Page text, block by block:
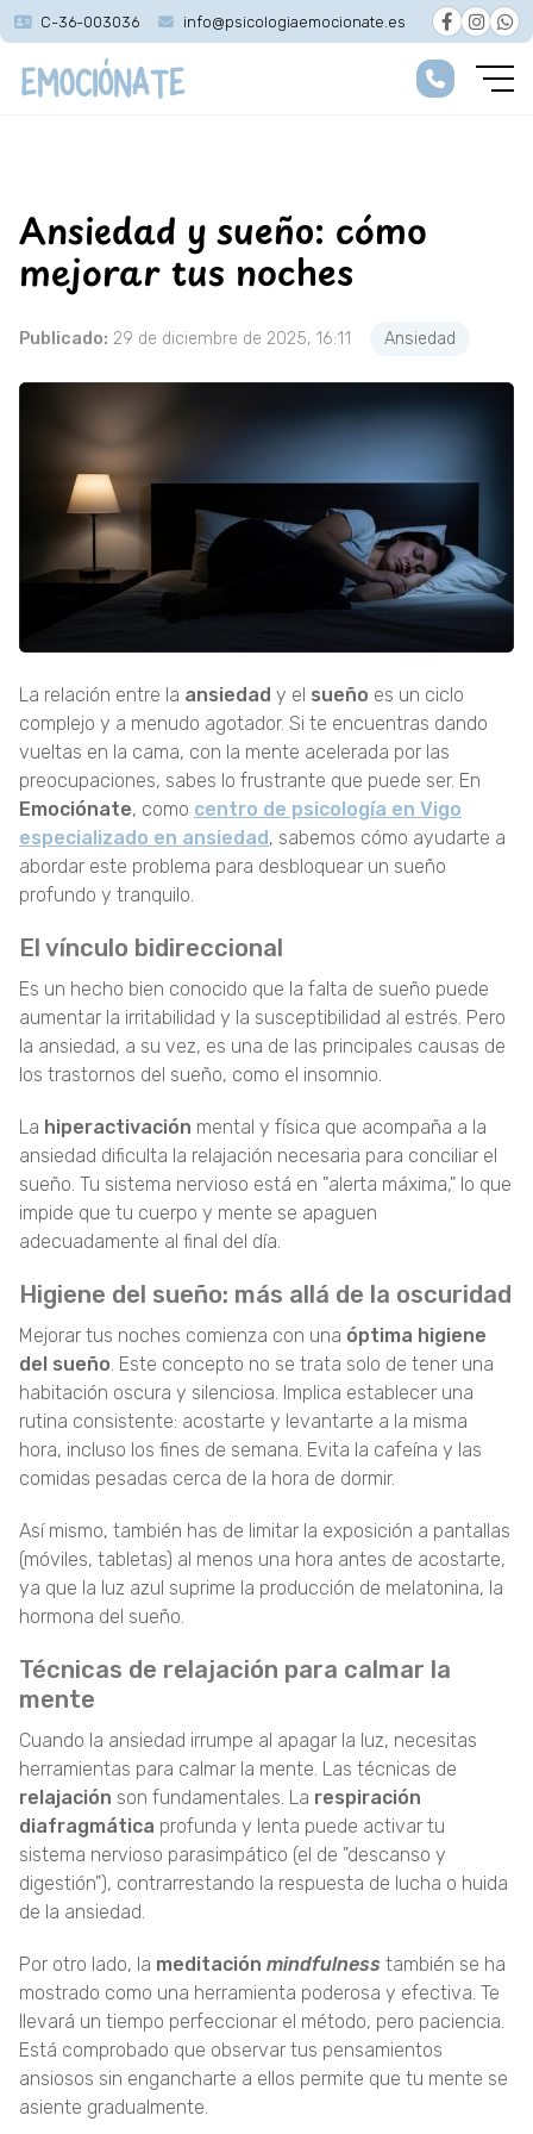
C-36-003036 info@psicologiaemocionate.es
Ansiedad y sueño: cómo
mejorar tus noches
Publicado: 29 de diciembre de 2025, 16:11 Ansiedad
La relación entre la ansiedad y el sueño es un ciclo
complejo y a menudo agotador. Si te encuentras dando
vueltas en la cama, con la mente acelerada por las
preocupaciones, sabes lo frustrante que puede ser. En
Emociónate, como centro de psicología en Vigo
especializado en ansiedad, sabemos cómo ayudarte a
abordar este problema para desbloquear un sueño
profundo y tranquilo.
El vínculo bidireccional
Es un hecho bien conocido que la falta de sueño puede
aumentar la irritabilidad y la susceptibilidad al estrés. Pero
la ansiedad, a su vez, es una de las principales causas de
los trastornos del sueño, como el insomnio.
La hiperactivación mental y física que acompaña a la
ansiedad dificulta la relajación necesaria para conciliar el
sueño. Tu sistema nervioso está en "alerta máxima," lo que
impide que tu cuerpo y mente se apaguen
adecuadamente al final del día.
Higiene del sueño: más allá de la oscuridad
Mejorar tus noches comienza con una óptima higiene
del sueño. Este concepto no se trata solo de tener una
habitación oscura y silenciosa. Implica establecer una
rutina consistente: acostarte y levantarte a la misma
hora, incluso los fines de semana. Evita la cafeína y las
comidas pesadas cerca de la hora de dormir.
Así mismo, también has de limitar la exposición a pantallas
(móviles, tabletas) al menos una hora antes de acostarte,
ya que la luz azul suprime la producción de melatonina, la
hormona del sueño.
Técnicas de relajación para calmar la
mente
Cuando la ansiedad irrumpe al apagar la luz, necesitas
herramientas para calmar la mente. Las técnicas de
relajación son fundamentales. La respiración
diafragmática profunda y lenta puede activar tu
sistema nervioso parasimpático (el de "descanso y
digestión"), contrarrestando la respuesta de lucha o huida
de la ansiedad.
Por otro lado, la meditación mindfulness también se ha
mostrado como una herramienta poderosa y efectiva. Te
llevará un tiempo perfeccionar el método, pero paciencia.
Está comprobado que observar tus pensamientos
ansiosos sin engancharte a ellos permite que tu mente se
asiente gradualmente.